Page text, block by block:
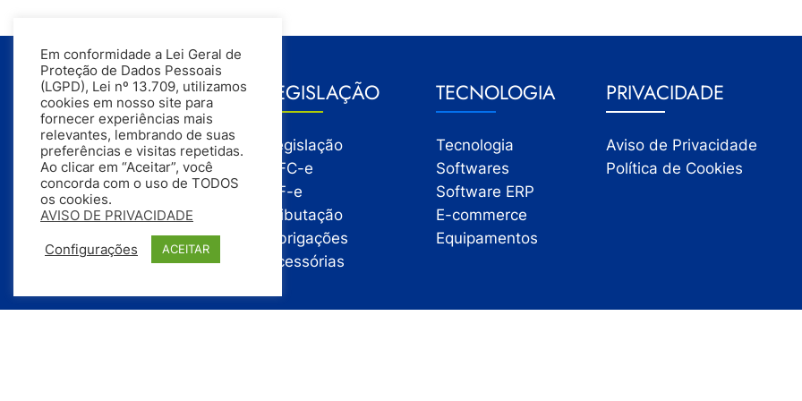
GESTÃO
Gestão
Gestão Financeira
Gestão de Pessoas
Compras
Estoque
Vendas
LEGISLAÇÃO
Legislação
NFC-e
NF-e
Tributação
Obrigações
Acessórias
TECNOLOGIA
Tecnologia
Softwares
Software ERP
E-commerce
Equipamentos
PRIVACIDADE
Aviso de Privacidade
Política de Cookies
Em conformidade a Lei Geral de
Proteção de Dados Pessoais
(LGPD), Lei nº 13.709, utilizamos
cookies em nosso site para
fornecer experiências mais
relevantes, lembrando de suas
preferências e visitas repetidas.
Ao clicar em “Aceitar”, você
concorda com o uso de TODOS
os cookies.
AVISO DE PRIVACIDADE
Configurações ACEITAR